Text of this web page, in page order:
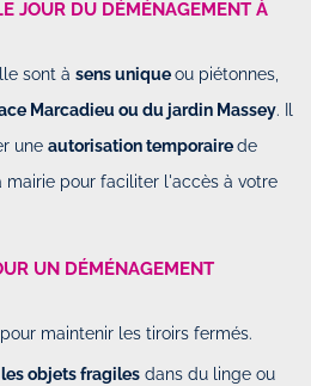
JOUR DU DÉMÉNAGEMENT À
sont à sens uniqueou piétonnes,
Marcadieu ou du jardin Massey. Il
une autorisation temporairede
pour faciliter l'accès à votre
UN DÉMÉNAGEMENT
pour maintenir les tiroirs fermés.
objets fragiles dans du linge ou